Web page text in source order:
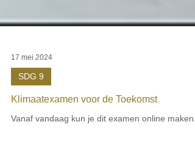
17 mei 2024
SDG 9
Klimaatexamen voor de Toekomst